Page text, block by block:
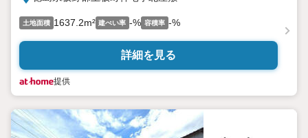
土地面積 1637.2m² 建ぺい率 -% 容積率 -%
詳細を見る
提供